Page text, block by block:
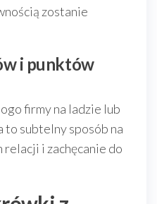
zostanie
i punktów
firmy na ladzie lub
to subtelny sposób na
i zachęcanie do